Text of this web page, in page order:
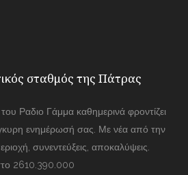
σταθμός της Πάτρας
Ραδιο Γάμμα καθημερινά φροντίζει
έγκυρη ενημέρωσή σας. Με νέα από την
συνεντεύξεις, αποκαλύψεις.
2610.390.000